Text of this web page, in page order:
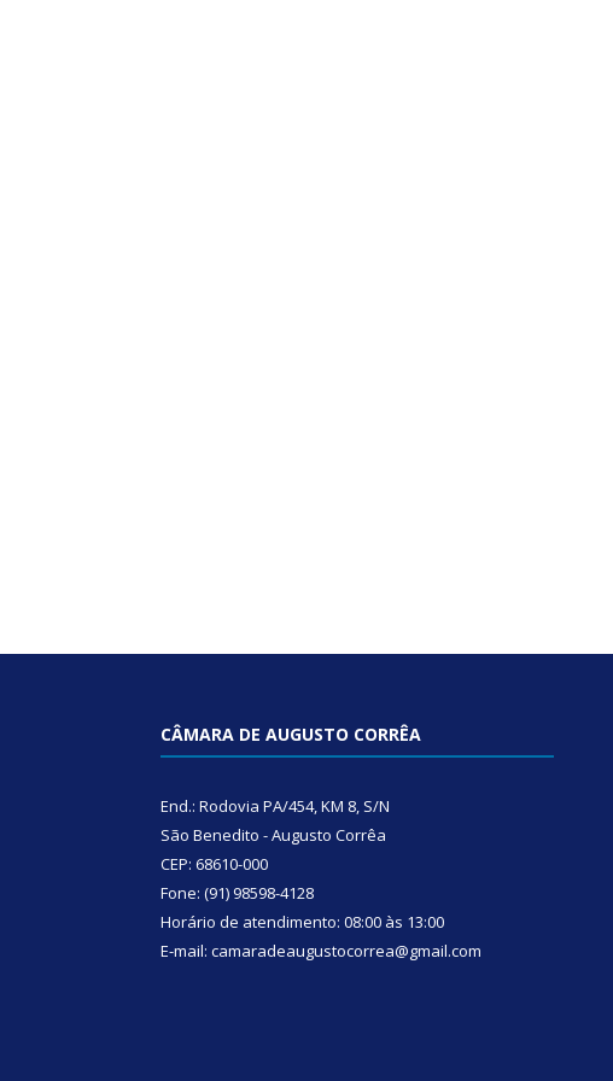
CÂMARA DE AUGUSTO CORRÊA
End.: Rodovia PA/454, KM 8, S/N
São Benedito - Augusto Corrêa
CEP: 68610-000
Fone: (91) 98598-4128
Horário de atendimento: 08:00 às 13:00
E-mail: camaradeaugustocorrea@gmail.com